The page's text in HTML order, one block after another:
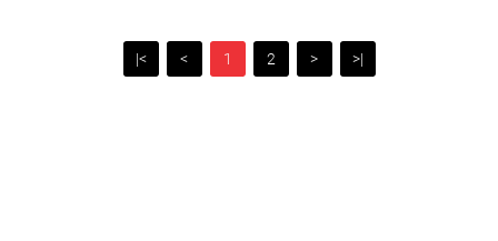
|< < 1 2 > >|